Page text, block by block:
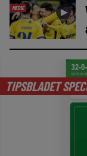
MEDIE ►
TIPSBLADET